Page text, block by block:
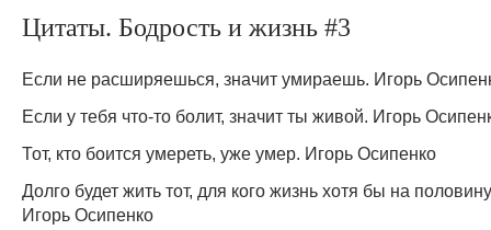
Цитаты. Бодрость и жизнь #3
Если не расширяешься, значит умираешь. Игорь
Если у тебя что-то болит, значит ты живой. Игорь
Тот, кто боится умереть, уже умер. Игорь Осипенко
Долго будет жить тот, для кого жизнь хотя бы на
Игорь Осипенко